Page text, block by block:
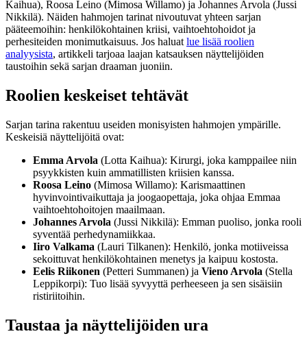
Kaihua), Roosa Leino (Mimosa Willamo) ja Johannes Arvola (Jussi
Nikkilä). Näiden hahmojen tarinat nivoutuvat yhteen sarjan
pääteemoihin: henkilökohtainen kriisi, vaihtoehtohoidot ja
perhesiteiden monimutkaisuus. Jos haluat lue lisää roolien
analyysista, artikkeli tarjoaa laajan katsauksen näyttelijöiden
taustoihin sekä sarjan draaman juoniin.
Roolien keskeiset tehtävät
Sarjan tarina rakentuu useiden monisyisten hahmojen ympärille.
Keskeisiä näyttelijöitä ovat:
Emma Arvola (Lotta Kaihua): Kirurgi, joka kamppailee niin
psyykkisten kuin ammatillisten kriisien kanssa.
Roosa Leino (Mimosa Willamo): Karismaattinen
hyvinvointivaikuttaja ja joogaopettaja, joka ohjaa Emmaa
vaihtoehtohoitojen maailmaan.
Johannes Arvola (Jussi Nikkilä): Emman puoliso, jonka rooli
syventää perhedynamiikkaa.
Iiro Valkama (Lauri Tilkanen): Henkilö, jonka motiiveissa
sekoittuvat henkilökohtainen menetys ja kaipuu kostosta.
Eelis Riikonen (Petteri Summanen) ja Vieno Arvola (Stella
Leppikorpi): Tuo lisää syvyyttä perheeseen ja sen sisäisiin
ristiriitoihin.
Taustaa ja näyttelijöiden ura